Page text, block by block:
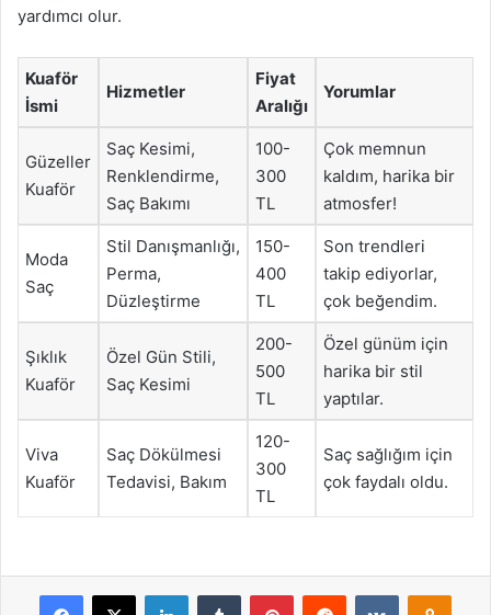
yardımcı olur.
Kuaför
İsmi
Hizmetler
Fiyat
Aralığı
Yorumlar
Güzeller
Kuaför
Saç Kesimi,
Renklendirme,
Saç Bakımı
100-
300
TL
Çok memnun
kaldım, harika bir
atmosfer!
Moda
Saç
Stil Danışmanlığı,
Perma,
Düzleştirme
150-
400
TL
Son trendleri
takip ediyorlar,
çok beğendim.
Şıklık
Kuaför
Özel Gün Stili,
Saç Kesimi
200-
500
TL
Özel günüm için
harika bir stil
yaptılar.
Viva
Kuaför
Saç Dökülmesi
Tedavisi, Bakım
120-
300
TL
Saç sağlığım için
çok faydalı oldu.
Facebook
X LinkedInTumblr PinterestReddit VKontakte